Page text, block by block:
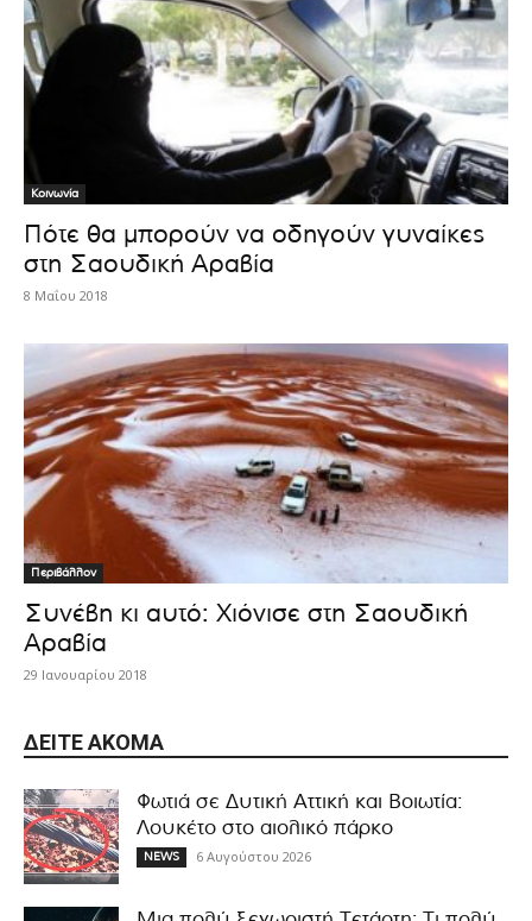
Κοινωνία
Πότε θα μπορούν να οδηγούν γυναίκες
στη Σαουδική Αραβία
8 Μαΐου 2018
Περιβάλλον
Συνέβη κι αυτό: Χιόνισε στη Σαουδική
Αραβία
29 Ιανουαρίου 2018
ΔΕΊΤΕ ΑΚΌΜΑ
Φωτιά σε Δυτική Αττική και Βοιωτία:
Λουκέτο στο αιολικό πάρκο
NEWS 6 Αυγούστου 2026